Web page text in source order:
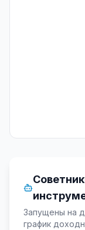
Запущены на
график